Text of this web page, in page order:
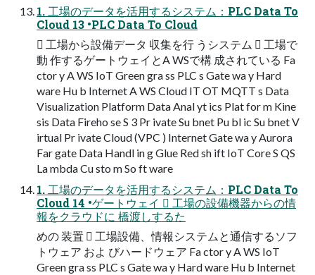
1. 工場のデータを活用するシステム：PLC Data To
Cloud 13 •PLC Data To Cloud
 工場から設備データ 収集を行 うシステム  工場で
動 作するゲートウェイとA WSで構 成されている Fa
ctor y A WS IoT Green gra ss PLC s Gate wa y Hard
ware Hu b Internet A WS Cloud IT OT MQTT s Data
Visualization Platform Data Anal yt ics Plat for m Kine
sis Data Fireho se S 3 Pr ivate Su bnet Pu bl ic Su bnet V
irtual Pr ivate Cloud (VPC ) Internet Gate wa y Aurora
Far gate Data Handl in g Glue Red sh ift IoT Core S QS
La mbda Cu sto m So ft ware
1. 工場のデータを活用するシステム：PLC Data To
Cloud 14 •ゲートウェイ  工場の設備機器からの情
報をクラウドに 橋渡しするた
めの 装置  工場設備、情報システムと通信するソフ
トウェア およ びハードウェア Fa ctor y A WS IoT
Green gra ss PLC s Gate wa y Hard ware Hu b Internet